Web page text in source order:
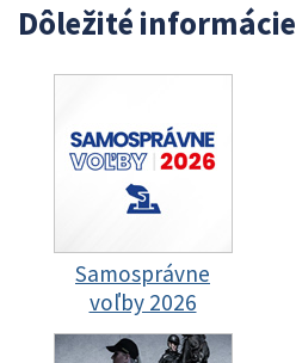
Dôležité informácie
Samosprávne
voľby 2026